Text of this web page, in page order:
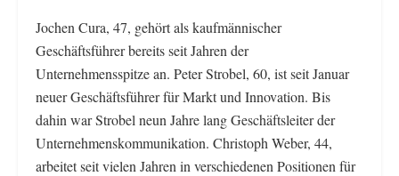
Jochen Cura, 47, gehört als kaufmännischer
Geschäftsführer bereits seit Jahren der
Unternehmensspitze an. Peter Strobel, 60, ist seit Januar
neuer Geschäftsführer für Markt und Innovation. Bis
dahin war Strobel neun Jahre lang Geschäftsleiter der
Unternehmenskommunikation. Christoph Weber, 44,
arbeitet seit vielen Jahren in verschiedenen Positionen für